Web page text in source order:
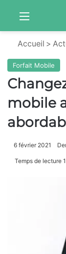
Menu
Accueil >
Forfait Mobile
mobile
6 février 2021
Temps de lecture